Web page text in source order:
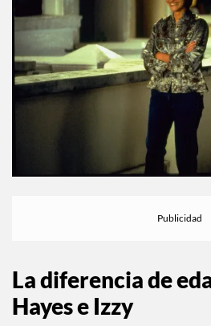
La diferencia de
Hayes e Izzy